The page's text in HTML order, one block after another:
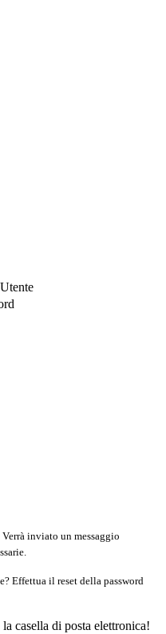
Verrà inviato un messaggio
Effettua il reset della password
casella di posta elettronica!